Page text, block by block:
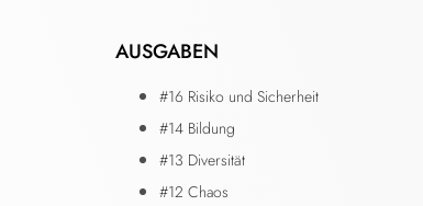
AUSGABEN
#16 Risiko und Sicherheit
#14 Bildung
#13 Diversität
#12 Chaos